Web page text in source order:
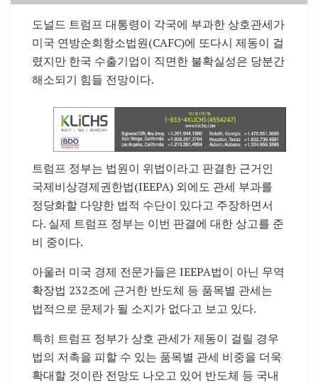
도널드 트럼프 대통령이 각국에 부과한 상호관세가
미국 연방순회항소법원(CAFC)에 또다시 제동이 걸
렸지만 한국 수출기업이 직면한 불확실성은 당분간
해소되기 힘들 전망이다.
트럼프 정부는 법원이 위법이라고 판결한 근거인
국제비상경제권한법(IEEPA) 외에도 관세 부과를
정당화할 다양한 법적 수단이 있다고 주장하면서
다. 실제 트럼프 정부는 이번 판결에 대한 상고를 준
비 중이다.
아울러 미국 경제 전문가들은 IEEPA법이 아닌 무역
확장법 232조에 근거한 반도체 등 품목별 관세는
법적으로 문제가 될 소지가 없다고 보고 있다.
특히 트럼프 정부가 상호 관세가 제동이 걸릴 경우
법의 저촉을 피할 수 있는 품목별 관세 비중을 더욱
확대할 것이란 전망도 나오고 있어 반도체 등 국내